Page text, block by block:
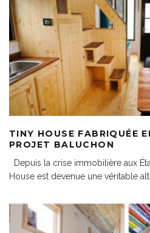
TINY HOUSE FABRIQUÉE
PROJET BALUCHON
Depuis la crise immobilière aux
House est devenue une véritable